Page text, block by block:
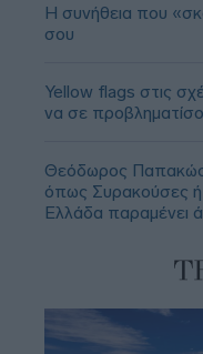
Η συνήθεια που
σου
Yellow flags στις
να σε
Θεόδωρος
όπως Συρακούσες
Ελλάδα παραμένει